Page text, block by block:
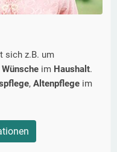
sich z.B. um
Wünsche im Haushalt.
, Altenpflege im